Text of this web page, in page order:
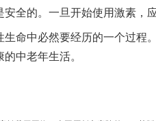
全的。一旦开始使用激素，
中必然要经历的一个过程
中老年生活。